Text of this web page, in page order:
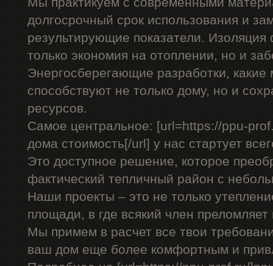
долгосрочный срок использования и
результирующие показатели.
только экономия на отоплении, но и
Энергосберегающие разработки,
способствуют не только дому, но и
ресурсов.
Самое центральное: [url=https://ppu-
дома стоимость[/url] у нас стартует
Это доступное решение, которое
фактический тепличный район с
Наши проекты – это не только
площади, в где всякий член
Мы примем в расчет все твои
ваш дом еще более комфортным и